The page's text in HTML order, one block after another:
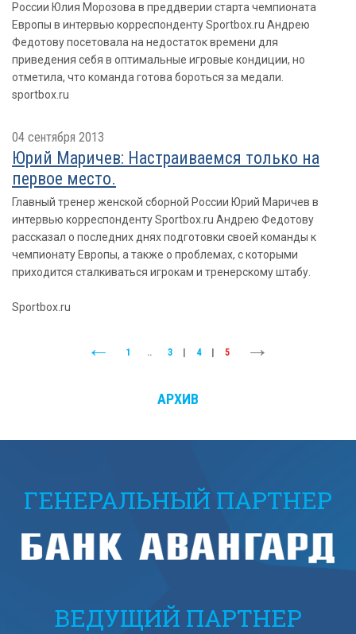
России Юлия Морозова в преддверии старта чемпионата
Европы в интервью корреспонденту Sportbox.ru Андрею
Федотову посетовала на недостаток времени для
приведения себя в оптимальные игровые кондиции, но
отметила, что команда готова бороться за медали.
sportbox.ru
04 сентября 2013
Юрий Маричев: Настраиваемся только на
первое место.
Главный тренер женской сборной России Юрий Маричев в
интервью корреспонденту Sportbox.ru Андрею Федотову
рассказал о последних днях подготовки своей команды к
чемпионату Европы, а также о проблемах, с которыми
приходится сталкиваться игрокам и тренерскому штабу.
Sportbox.ru
1 .. 3 4 5
АРХИВ
ГЕНЕРАЛЬНЫЙ ПАРТНЕР
ВЕДУЩИЙ ПАРТНЕР